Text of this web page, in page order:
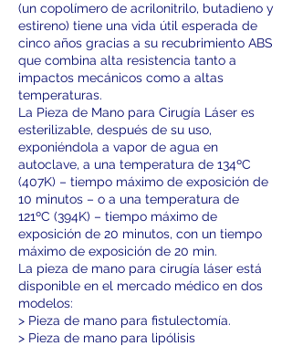
(un copolímero de acrilonitrilo, butadieno y
estireno) tiene una vida útil esperada de
cinco años gracias a su recubrimiento ABS
que combina alta resistencia tanto a
impactos mecánicos como a altas
temperaturas.
La Pieza de Mano para Cirugía Láser es
esterilizable, después de su uso,
exponiéndola a vapor de agua en
autoclave, a una temperatura de 134ºC
(407K) – tiempo máximo de exposición de
10 minutos – o a una temperatura de
121ºC (394K) – tiempo máximo de
exposición de 20 minutos, con un tiempo
máximo de exposición de 20 min.
La pieza de mano para cirugía láser está
disponible en el mercado médico en dos
modelos:
> Pieza de mano para fistulectomía.
> Pieza de mano para lipólisis